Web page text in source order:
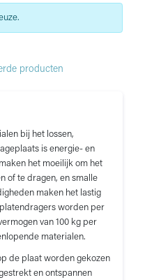
producten
bij het lossen,
is energie- en
het moeilijk om het
of te dragen, en smalle
maken het lastig
worden per
van 100 kg per
materialen.
de plaat worden gekozen
en ontspannen